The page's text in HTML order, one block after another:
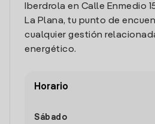
Iberdrola en Calle Enmedio
La Plana, tu punto de
cualquier gestión
energético.
Horario
Sábado